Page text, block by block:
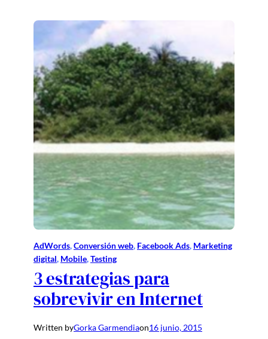
AdWords, Conversión web, Facebook Ads, Marketing
digital, Mobile, Testing
3 estrategias para
sobrevivir en Internet
Written byGorka Garmendiaon16 junio, 2015